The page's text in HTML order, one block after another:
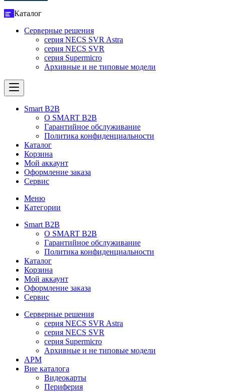
Каталог
Серверные решения
серия NECS SVR Astra
серия NECS SVR
серия Supermicro
Архивные и не типовые модели
Smart B2B
О SMART B2B
Гарантийное обслуживание
Политика конфиденциальности
Каталог
Корзина
Мой аккаунт
Оформление заказа
Сервис
Меню
Категории
Smart B2B
О SMART B2B
Гарантийное обслуживание
Политика конфиденциальности
Каталог
Корзина
Мой аккаунт
Оформление заказа
Сервис
Серверные решения
серия NECS SVR Astra
серия NECS SVR
серия Supermicro
Архивные и не типовые модели
АРМ
Вне каталога
Видеокарты
Периферия